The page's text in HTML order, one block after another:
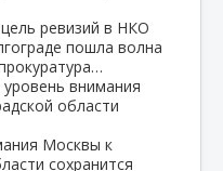
пошла волна
внимания
области